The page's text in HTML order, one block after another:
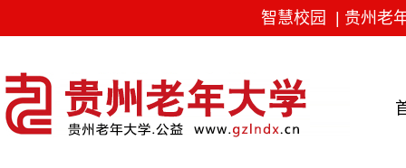
智慧校园 贵州老